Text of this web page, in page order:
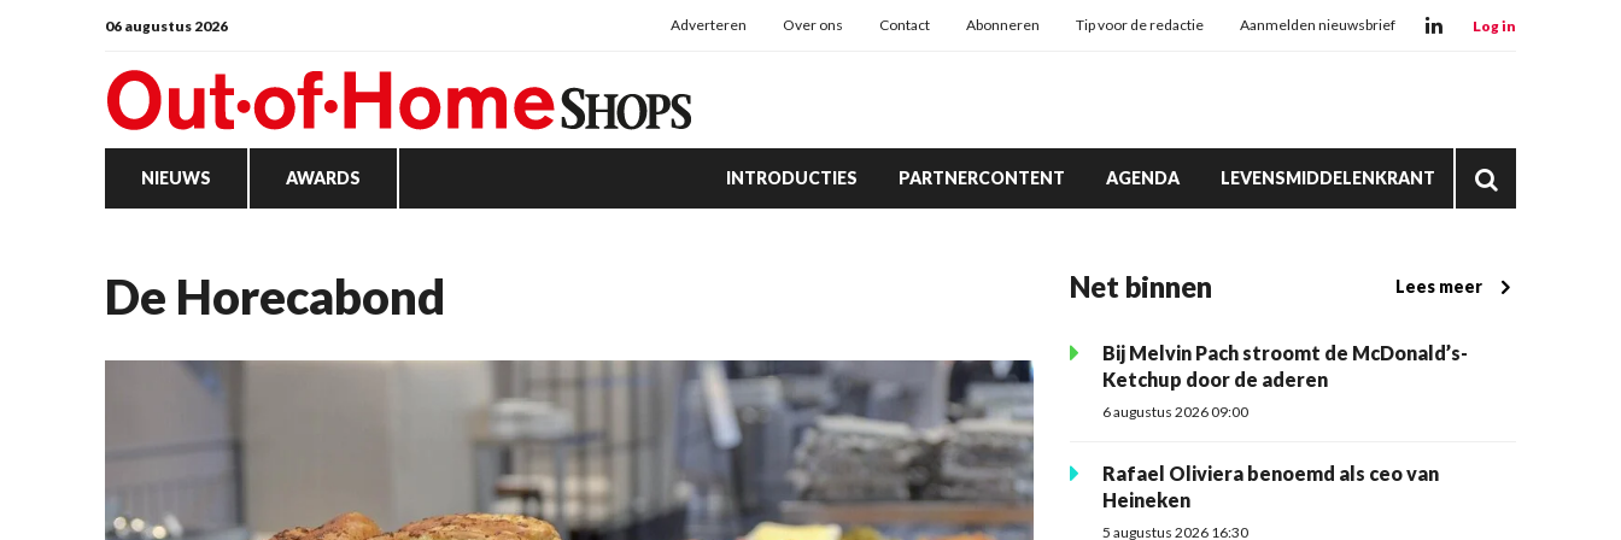
06 augustus 2026 Adverteren Over ons Contact Abonneren Tip voor de redactie Aanmelden nieuwsbrief Log in
NIEUWS AWARDS INTRODUCTIES PARTNERCONTENT AGENDA LEVENSMIDDELENKRANT
De Horecabond Net binnen Lees meer
Bij Melvin Pach stroomt de McDonald’s-
Ketchup door de aderen
6 augustus 2026 09:00
Rafael Oliviera benoemd als ceo van
Heineken
5 augustus 2026 16:30